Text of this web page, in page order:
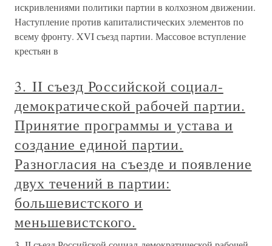
искривлениями политики партии в колхозном движении.
Наступление против капиталистических элементов по
всему фронту. XVI съезд партии. Массовое вступление
крестьян в
3. II съезд Российской социал-
демократической рабочей партии.
Принятие программы и устава и
создание единой партии.
Разногласия на съезде и появление
двух течений в партии:
большевистского и
меньшевистского.